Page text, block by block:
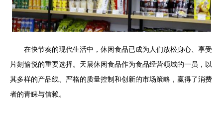
在快节奏的现代生活中，休闲食品已成为人们放松身心、享受
片刻愉悦的重要选择。天晨休闲食品作为食品经营领域的一员，以
其多样的产品线、严格的质量控制和创新的市场策略，赢得了消费
者的青睐与信赖。